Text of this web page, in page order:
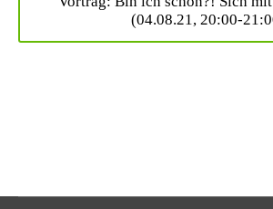
(04.08.21, 20:00-